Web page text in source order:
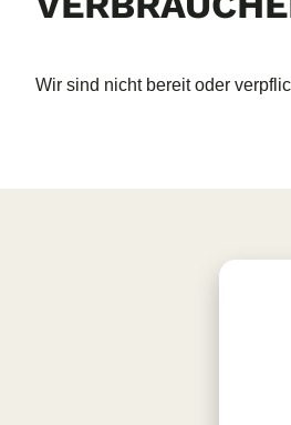
Wir sind nicht bereit oder